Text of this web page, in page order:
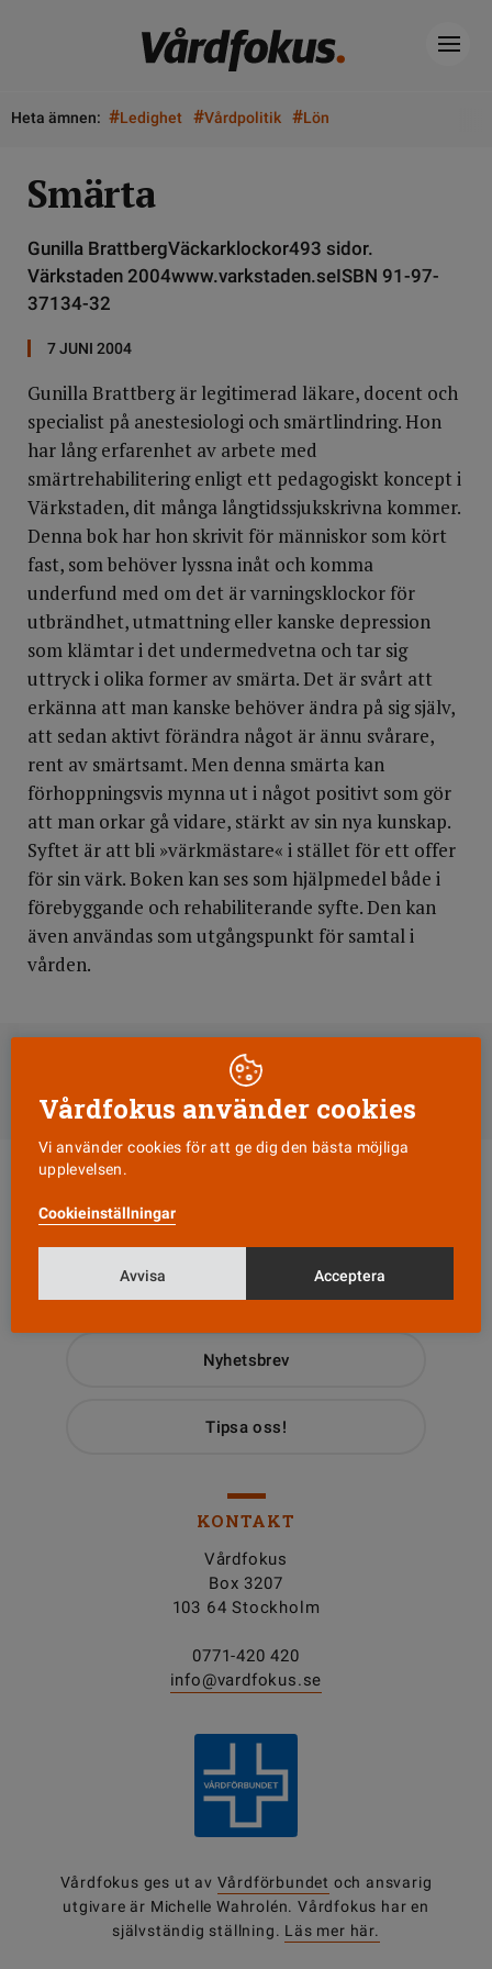
Heta ämnen: #Ledighet #Vårdpolitik #Lön
Smärta
Gunilla BrattbergVäckarklockor493 sidor.
Värkstaden 2004www.varkstaden.seISBN 91-97-
37134-32
7 JUNI 2004
Gunilla Brattberg är legitimerad läkare, docent och
specialist på anestesiologi och smärtlindring. Hon
har lång erfarenhet av arbete med
smärtrehabilitering enligt ett pedagogiskt koncept i
Värkstaden, dit många långtidssjukskrivna kommer.
Denna bok har hon skrivit för människor som kört
fast, som behöver lyssna inåt och komma
underfund med om det är varningsklockor för
utbrändhet, utmattning eller kanske depression
som klämtar i det undermedvetna och tar sig
uttryck i olika former av smärta. Det är svårt att
erkänna att man kanske behöver ändra på sig själv,
att sedan aktivt förändra något är ännu svårare,
rent av smärtsamt. Men denna smärta kan
förhoppningsvis mynna ut i något positivt som gör
att man orkar gå vidare, stärkt av sin nya kunskap.
Syftet är att bli »värkmästare« i stället för ett offer
för sin värk. Boken kan ses som hjälpmedel både i
förebyggande och rehabiliterande syfte. Den kan
även användas som utgångspunkt för samtal i
vården.
Till Vårdfokus startsida
Nyhetsbrev
Tipsa oss!
KONTAKT
Vårdfokus
Box 3207
103 64 Stockholm
0771-420 420
info@vardfokus.se
Vårdfokus ges ut av Vårdförbundet och ansvarig
utgivare är Michelle Wahrolén. Vårdfokus har en
självständig ställning. Läs mer här.
Vårdfokus använder cookies
Vi använder cookies för att ge dig den bästa möjliga
upplevelsen.
Cookieinställningar
Avvisa Acceptera